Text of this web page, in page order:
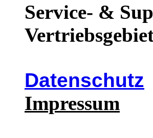
Service- &
Datenschutz
Impressum